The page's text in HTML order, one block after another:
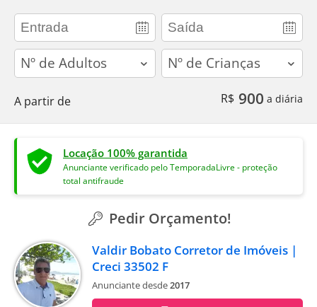
adults children
A partir de R$ 900 a diária
Locação 100% garantida
Anunciante verificado pelo TemporadaLivre - proteção
total antifraude
Pedir Orçamento!
Valdir Bobato Corretor de Imóveis |
Creci 33502 F
Anunciante desde2017